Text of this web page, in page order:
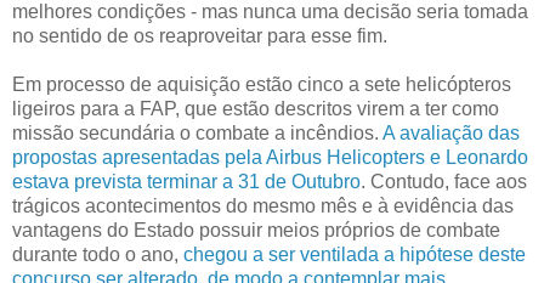
melhores condições - mas nunca uma decisão seria tomada
no sentido de os reaproveitar para esse fim.
Em processo de aquisição estão cinco a sete helicópteros
ligeiros para a FAP, que estão descritos virem a ter como
missão secundária o combate a incêndios. A avaliação das
propostas apresentadas pela Airbus Helicopters e Leonardo
estava prevista terminar a 31 de Outubro. Contudo, face aos
trágicos acontecimentos do mesmo mês e à evidência das
vantagens do Estado possuir meios próprios de combate
durante todo o ano, chegou a ser ventilada a hipótese deste